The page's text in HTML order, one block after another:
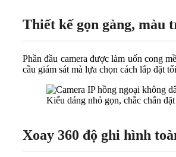
Thiết kế gọn gàng, màu
Phần đầu camera được làm uốn cong
cầu giám sát mà lựa chọn cách lắp đặt
Kiểu dáng nhỏ gọn, chắc chắn
Xoay 360 độ ghi hình